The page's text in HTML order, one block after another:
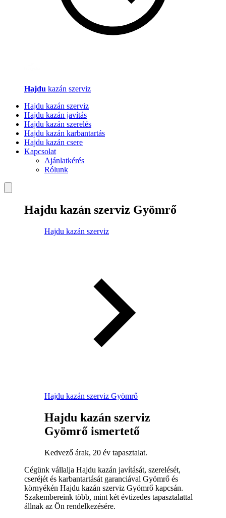
Hajdu kazán szerviz
Hajdu kazán szerviz
Hajdu kazán javítás
Hajdu kazán szerelés
Hajdu kazán karbantartás
Hajdu kazán csere
Kapcsolat
Ajánlatkérés
Rólunk
Hajdu kazán szerviz Gyömrő
Hajdu kazán szerviz
Hajdu kazán szerviz Gyömrő
Hajdu kazán szerviz
Gyömrő ismertető
Kedvező árak, 20 év tapasztalat.
Cégünk vállalja Hajdu kazán javítását, szerelését,
cseréjét és karbantartását garanciával Gyömrő és
környékén Hajdu kazán szerviz Gyömrő kapcsán.
Szakembereink több, mint két évtizedes tapasztalattal
állnak az Ön rendelkezésére.